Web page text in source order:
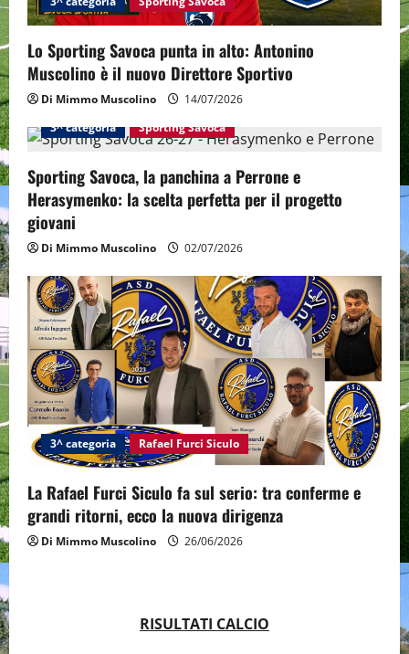
i
o
n
Lo Sporting Savoca punta in alto: Antonino
Muscolino è il nuovo Direttore Sportivo
Di Mimmo Muscolino
14/07/2026
3^ categoria
Sporting Savoca
Sporting Savoca, la panchina a Perrone e
Herasymenko: la scelta perfetta per il progetto
giovani
Di Mimmo Muscolino 02/07/2026
3^ categoria Rafael Furci Siculo
La Rafael Furci Siculo fa sul serio: tra conferme e
grandi ritorni, ecco la nuova dirigenza
Di Mimmo Muscolino 26/06/2026
RISULTATI CALCIO